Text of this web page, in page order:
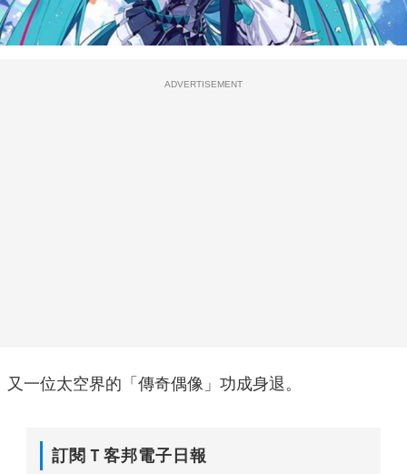
ADVERTISEMENT
又一位太空界的「傳奇偶像」功成身退。
訂閱Ｔ客邦電子日報